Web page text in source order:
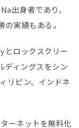
出身者であり、
実績もある。
とロックスクリー
ディングスをシン
リピン、インドネ
ーネットを無料化